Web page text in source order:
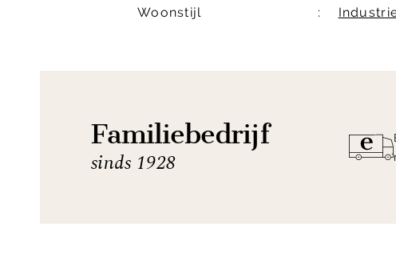
Woonstijl
Familiebedrijf
sinds 1928